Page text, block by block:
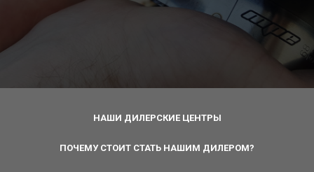
НАШИ ДИЛЕРСКИЕ ЦЕНТРЫ
ПОЧЕМУ СТОИТ СТАТЬ НАШИМ ДИЛЕРОМ?